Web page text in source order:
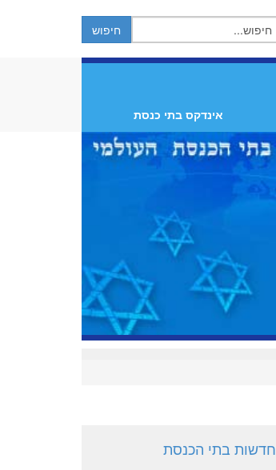
אינדקס בתי כנסת
חדשות בתי הכנסת